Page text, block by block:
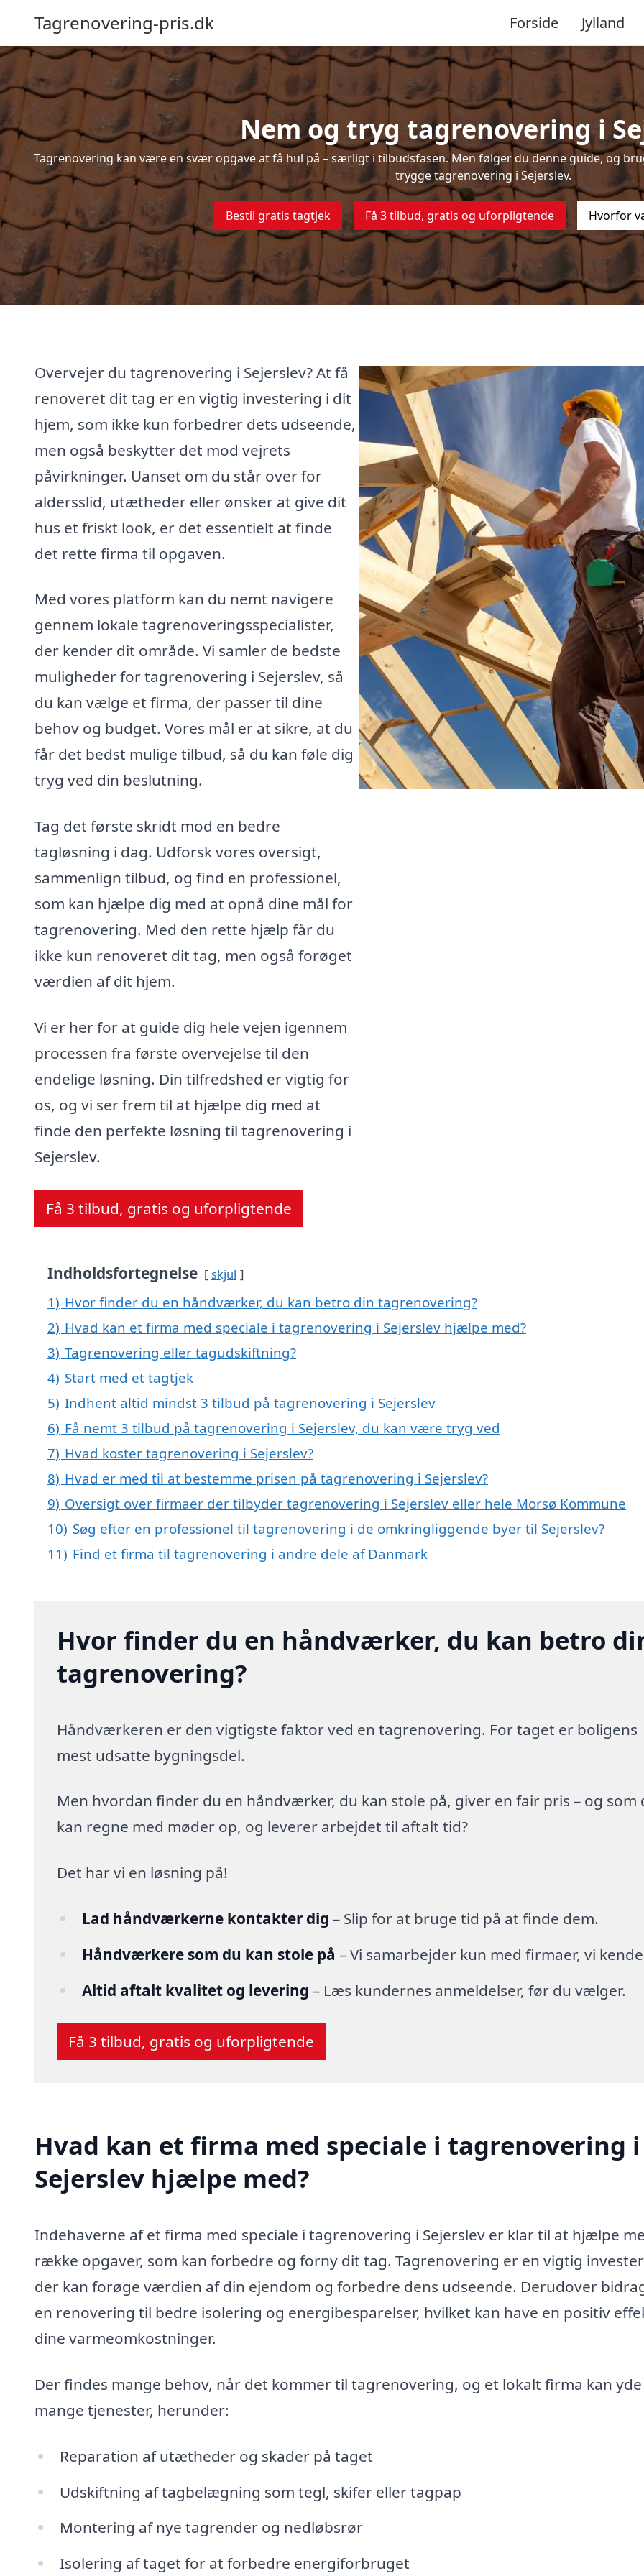
Tagrenovering-pris.dk Forside Jylland
Nem og tryg tagrenovering i
Tagrenovering kan være en svær opgave at få hul på – særligt i tilbudsfasen. Men følger du denne guide, og
trygge tagrenovering i Sejerslev.
Bestil gratis tagtjek Få 3 tilbud, gratis og uforpligtende Hvorfor
Overvejer du tagrenovering i Sejerslev? At få
renoveret dit tag er en vigtig investering i dit
hjem, som ikke kun forbedrer dets udseende,
men også beskytter det mod vejrets
påvirkninger. Uanset om du står over for
aldersslid, utætheder eller ønsker at give dit
hus et friskt look, er det essentielt at finde
det rette firma til opgaven.
Med vores platform kan du nemt navigere
gennem lokale tagrenoveringsspecialister,
der kender dit område. Vi samler de bedste
muligheder for tagrenovering i Sejerslev, så
du kan vælge et firma, der passer til dine
behov og budget. Vores mål er at sikre, at du
får det bedst mulige tilbud, så du kan føle dig
tryg ved din beslutning.
Tag det første skridt mod en bedre
tagløsning i dag. Udforsk vores oversigt,
sammenlign tilbud, og find en professionel,
som kan hjælpe dig med at opnå dine mål for
tagrenovering. Med den rette hjælp får du
ikke kun renoveret dit tag, men også forøget
værdien af dit hjem.
Vi er her for at guide dig hele vejen igennem
processen fra første overvejelse til den
endelige løsning. Din tilfredshed er vigtig for
os, og vi ser frem til at hjælpe dig med at
finde den perfekte løsning til tagrenovering i
Sejerslev.
Få 3 tilbud, gratis og uforpligtende
Indholdsfortegnelse skjul
1) Hvor finder du en håndværker, du kan betro din tagrenovering?
2) Hvad kan et firma med speciale i tagrenovering i Sejerslev hjælpe med?
3) Tagrenovering eller tagudskiftning?
4) Start med et tagtjek
5) Indhent altid mindst 3 tilbud på tagrenovering i Sejerslev
6) Få nemt 3 tilbud på tagrenovering i Sejerslev, du kan være tryg ved
7) Hvad koster tagrenovering i Sejerslev?
8) Hvad er med til at bestemme prisen på tagrenovering i Sejerslev?
9) Oversigt over firmaer der tilbyder tagrenovering i Sejerslev eller hele Morsø Kommune
10) Søg efter en professionel til tagrenovering i de omkringliggende byer til Sejerslev?
11) Find et firma til tagrenovering i andre dele af Danmark
Hvor finder du en håndværker, du kan betro
tagrenovering?
Håndværkeren er den vigtigste faktor ved en tagrenovering. For taget er boligens
mest udsatte bygningsdel.
Men hvordan finder du en håndværker, du kan stole på, giver en fair pris – og som
kan regne med møder op, og leverer arbejdet til aftalt tid?
Det har vi en løsning på!
Lad håndværkerne kontakter dig – Slip for at bruge tid på at finde dem.
Håndværkere som du kan stole på – Vi samarbejder kun med firmaer, vi
Altid aftalt kvalitet og levering – Læs kundernes anmeldelser, før du vælger.
Få 3 tilbud, gratis og uforpligtende
Hvad kan et firma med speciale i tagrenovering i
Sejerslev hjælpe med?
Indehaverne af et firma med speciale i tagrenovering i Sejerslev er klar til at hjælpe
række opgaver, som kan forbedre og forny dit tag. Tagrenovering er en vigtig
der kan forøge værdien af din ejendom og forbedre dens udseende. Derudover
en renovering til bedre isolering og energibesparelser, hvilket kan have en positiv
dine varmeomkostninger.
Der findes mange behov, når det kommer til tagrenovering, og et lokalt firma kan yde
mange tjenester, herunder:
Reparation af utætheder og skader på taget
Udskiftning af tagbelægning som tegl, skifer eller tagpap
Montering af nye tagrender og nedløbsrør
Isolering af taget for at forbedre energiforbruget